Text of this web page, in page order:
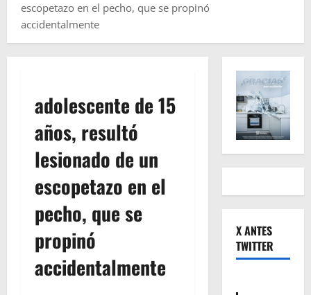
escopetazo en el pecho, que se propinó
accidentalmente
adolescente de 15
años, resultó
lesionado de un
escopetazo en el
pecho, que se
propinó
accidentalmente
X ANTES
TWITTER